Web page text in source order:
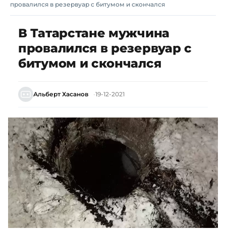
провалился в резервуар с битумом и скончался
В Татарстане мужчина
провалился в резервуар с
битумом и скончался
Альберт Хасанов 19-12-2021